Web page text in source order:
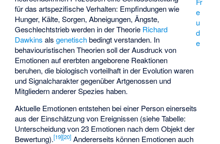
e
u
d
e
für das artspezifische Verhalten: Empfindungen wie
Hunger, Kälte, Sorgen, Abneigungen, Ängste,
Geschlechtstrieb werden in der Theorie Richard
Dawkins alsgenetischbedingt verstanden. In
behaviouristischenTheorien soll der Ausdruck von
Emotionen auf ererbten angeborene Reaktionen
beruhen, die biologisch vorteilhaft in der Evolution waren
und Signalcharakter gegenüber Artgenossen und
Mitgliedern anderer Spezies haben.
Aktuelle Emotionen entstehen bei einer Person einerseits
aus der Einschätzung von Ereignissen (siehe Tabelle:
Unterscheidung von 23 Emotionen nach dem Objekt der
Bewertung).[19][20] Andererseits können Emotionen auch